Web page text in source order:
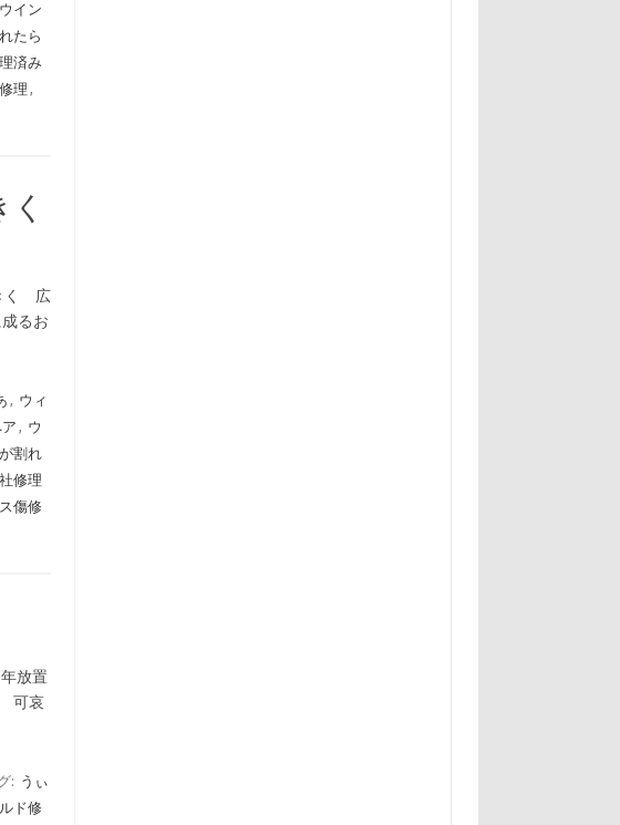
ウイン
たら
済み
理 ,
く 広
るお
, ウィ
, ウ
割れ
修理
傷修
放置
可哀
: うぃ
ド修